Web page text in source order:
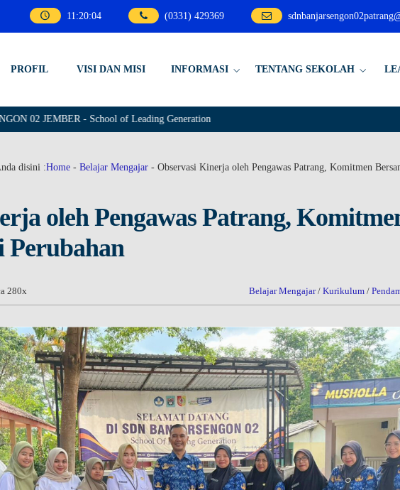
11:20:05 (0331) 429369
PROFIL VISI DAN MISI INFORMASI TENTANG SEKOLAH
02 JEMBER - School of Leading Generation
disini :Home- Belajar Mengajar- Observasi Kinerja oleh Pengawas Patrang, Komitmen
oleh Pengawas Patrang,
Perubahan
280x Belajar Mengajar/ Kurikulum /